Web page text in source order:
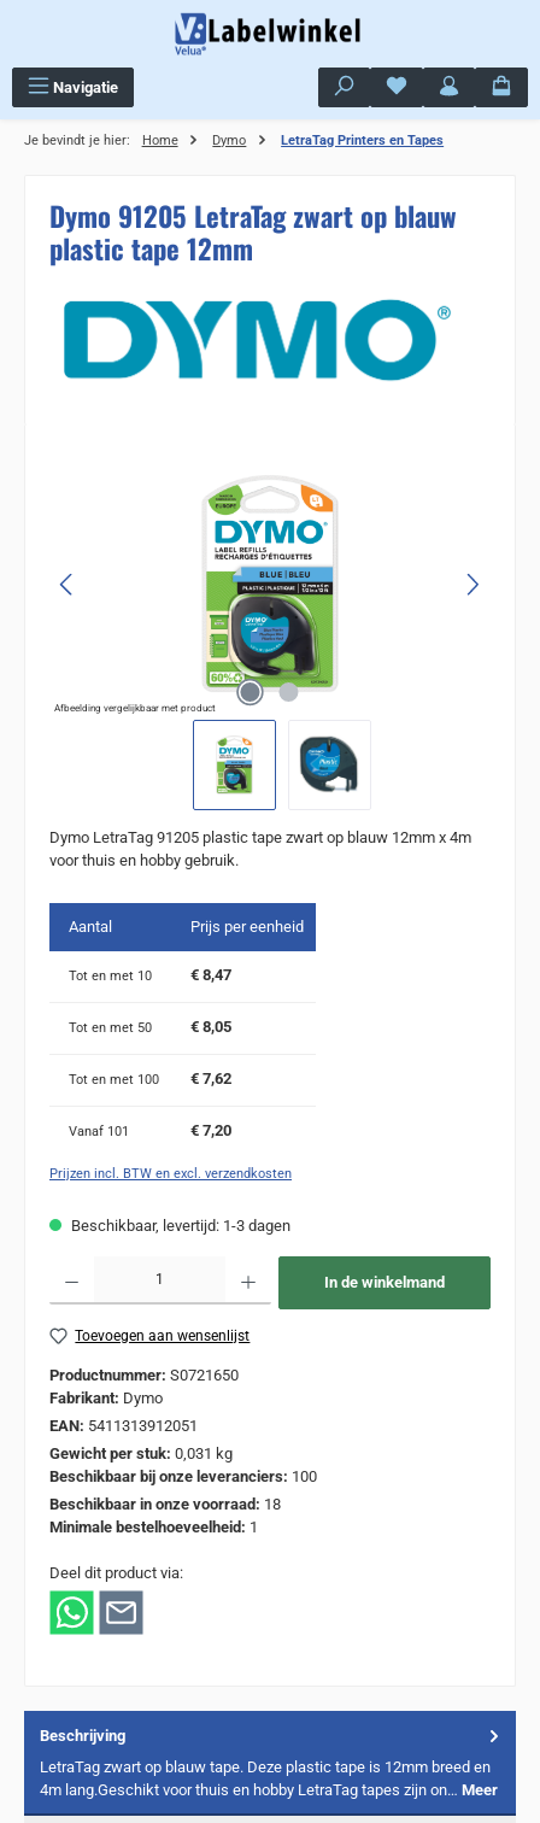
Navigatie Je hebt 0 items op
Je bevindt je hier: Home Dymo LetraTag Printers en Tapes
Dymo 91205 LetraTag zwart op blauw
plastic tape 12mm
Afbeelding vergelijkbaar met product
Dymo LetraTag 91205 plastic tape zwart op blauw 12mm x 4m
voor thuis en hobby gebruik.
Aantal Prijs per eenheid
Tot en met 10 € 8,47
Tot en met 50 € 8,05
Tot en met 100 € 7,62
Vanaf 101 € 7,20
Prijzen incl. BTW en excl. verzendkosten
Beschikbaar, levertijd: 1-3 dagen
In de winkelmand
Toevoegen aan wensenlijst
Productnummer: S0721650
Fabrikant: Dymo
EAN: 5411313912051
Gewicht per stuk: 0,031 kg
Beschikbaar bij onze leveranciers: 100
Beschikbaar in onze voorraad: 18
Minimale bestelhoeveelheid: 1
Deel dit product via:
Beschrijving
LetraTag zwart op blauw tape. Deze plastic tape is 12mm breed en
4m lang.Geschikt voor thuis en hobby LetraTag tapes zijn on… Meer